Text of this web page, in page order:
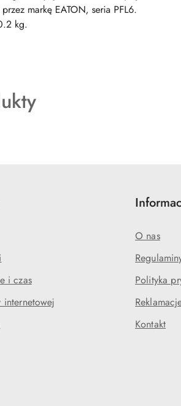
markę EATON, seria PFL6.
kg.
i czas
internetowej
O nas
Polityka
Kontakt